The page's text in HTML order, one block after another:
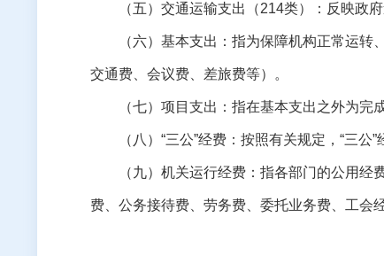
（五）交通运输支出（214类）：反映政
（六）基本支出：指为保障机构正常运
交通费、会议费、差旅费等）。
（七）项目支出：指在基本支出之外为完
（八）“三公”经费：按照有关规定，“三
（九）机关运行经费：指各部门的公用
费、公务接待费、劳务费、委托业务费、工会